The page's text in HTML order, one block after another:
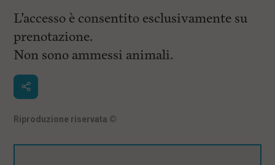
L’accesso è consentito esclusivamente su
prenotazione.
Non sono ammessi animali.
Riproduzione riservata ©